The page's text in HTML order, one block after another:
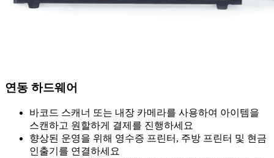
연동 하드웨어
바코드 스캐너 또는 내장 카메라를 사용하여 아이템을
스캔하고 원할하게 결제를 진행하세요
향상된 운영을 위해 영수증 프린터, 주방 프린터 및 현금
인출기를 연결하세요